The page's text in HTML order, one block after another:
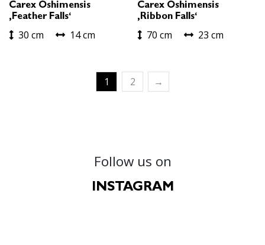
Carex Oshimensis
‚Feather Falls‘
30 cm 14 cm
Carex Oshimensis
‚Ribbon Falls‘
70 cm 23 cm
1 2 →
Follow us on
INSTAGRAM